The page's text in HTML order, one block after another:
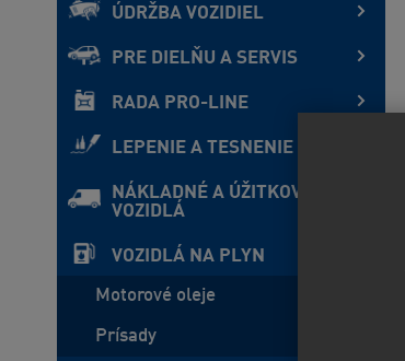
ÚDRŽBA VOZIDIEL
PRE DIELŇU A SERVIS
RADA PRO-LINE
LEPENIE A TESNENIE
NÁKLADNÉ A ÚŽITKOVÉ
VOZIDLÁ
VOZIDLÁ NA PLYN
Motorové oleje
Prísady